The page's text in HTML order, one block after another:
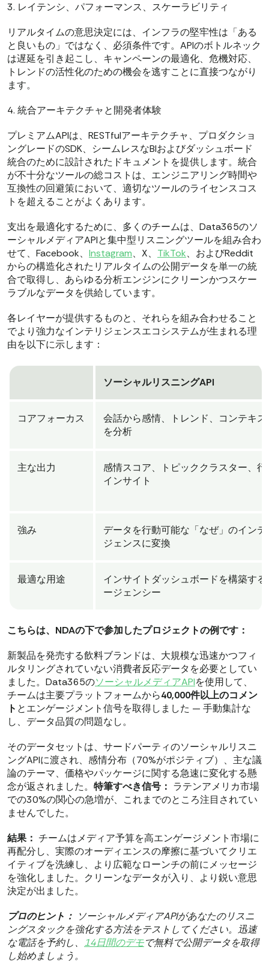
3. レイテンシ、パフォーマンス、スケーラビリティ
リアルタイムの意思決定には、インフラの堅牢性は「ある
と良いもの」ではなく、必須条件です。APIのボトルネック
は遅延を引き起こし、キャンペーンの最適化、危機対応、
トレンドの活性化のための機会を逃すことに直接つながり
ます。
4. 統合アーキテクチャと開発者体験
プレミアムAPIは、RESTfulアーキテクチャ、プロダクショ
ングレードのSDK、シームレスなBIおよびダッシュボード
統合のために設計されたドキュメントを提供します。統合
が不十分なツールの総コストは、エンジニアリング時間や
互換性の回避策において、適切なツールのライセンスコス
トを超えることがよくあります。
支出を最適化するために、多くのチームは、Data365のソ
ーシャルメディアAPIと集中型リスニングツールを組み合わ
せて、Facebook、 Instagram、X、 TikTok、およびReddit
からの構造化されたリアルタイムの公開データを単一の統
合で取得し、あらゆる分析エンジンにクリーンかつスケー
ラブルなデータを供給しています。
各レイヤーが提供するものと、それらを組み合わせること
でより強力なインテリジェンスエコシステムが生まれる理
由を以下に示します：
ソーシャルリスニングAPI
コアフォーカス
会話から感情、トレンド、コンテキス
を分析
主な出力
感情スコア、トピッククラスター、行
インサイト
強み
データを行動可能な「なぜ」のインテ
ジェンスに変換
最適な用途
インサイトダッシュボードを構築する
ージェンシー
こちらは、NDAの下で参加したプロジェクトの例です：
新製品を発売する飲料ブランドは、大規模な迅速かつフィ
ルタリングされていない消費者反応データを必要としてい
ました。Data365のソーシャルメディアAPIを使用して、
チームは主要プラットフォームから40,000件以上のコメン
ト とエンゲージメント信号を取得しました — 手動集計な
し、データ品質の問題なし。
そのデータセットは、サードパーティのソーシャルリスニ
ングAPIに渡され、感情分布（70%がポジティブ）、主な議
論のテーマ、価格やパッケージに関する急速に変化する懸
念が返されました。 特筆すべき信号： ラテンアメリカ市場
での30%の関心の急増が、これまでのところ注目されてい
ませんでした。
結果： チームはメディア予算を高エンゲージメント市場に
再配分し、実際のオーディエンスの摩擦に基づいてクリエ
イティブを洗練し、より広範なローンチの前にメッセージ
を強化しました。クリーンなデータが入り、より鋭い意思
決定が出ました。
プロのヒント： ソーシャルメディアAPIがあなたのリスニ
ングスタックを強化する方法をテストしてください。迅速
な電話を予約し、 14日間のデモで無料で公開データを取得
し始めましょう。